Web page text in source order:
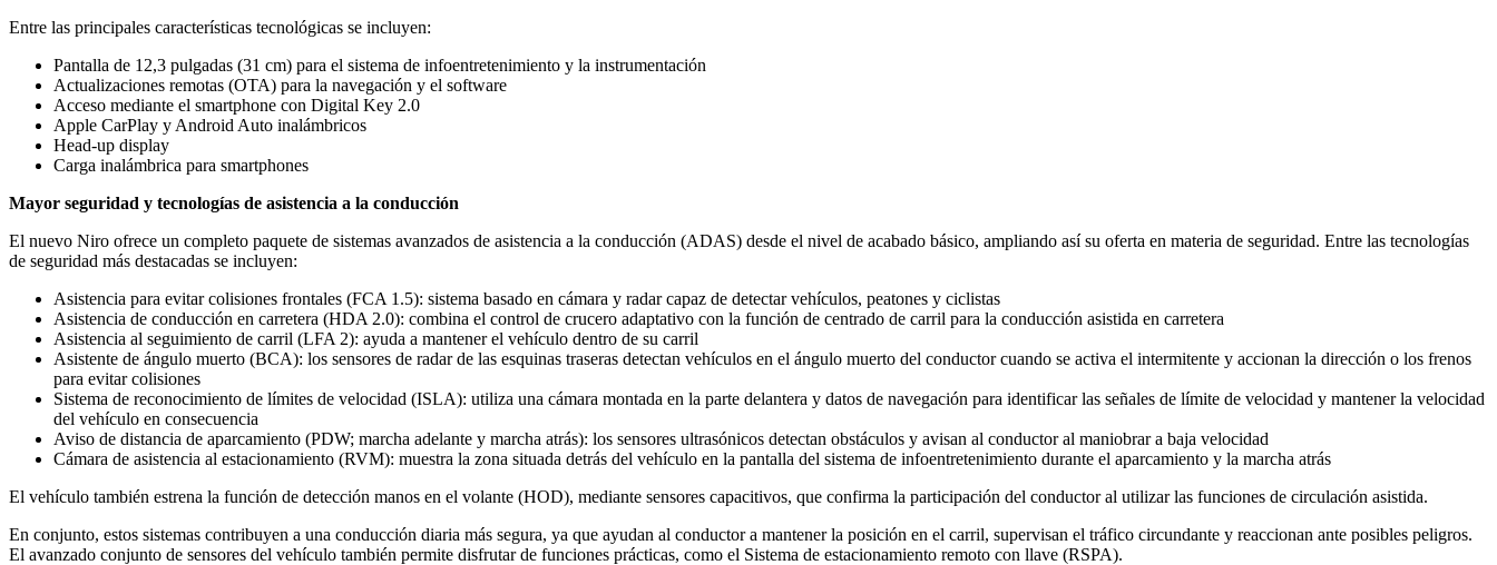
Entre las principales características tecnológicas se incluyen:
Pantalla de 12,3 pulgadas (31 cm) para el sistema de infoentretenimiento y la instrumentación
Actualizaciones remotas (OTA) para la navegación y el software
Acceso mediante el smartphone con Digital Key 2.0
Apple CarPlay y Android Auto inalámbricos
Head-up display
Carga inalámbrica para smartphones
Mayor seguridad y tecnologías de asistencia a la conducción
El nuevo Niro ofrece un completo paquete de sistemas avanzados de asistencia a la conducción (ADAS) desde el nivel de acabado básico, ampliando así su oferta en materia de seguridad. Entre las tecnologías
de seguridad más destacadas se incluyen:
Asistencia para evitar colisiones frontales (FCA 1.5): sistema basado en cámara y radar capaz de detectar vehículos, peatones y ciclistas
Asistencia de conducción en carretera (HDA 2.0): combina el control de crucero adaptativo con la función de centrado de carril para la conducción asistida en carretera
Asistencia al seguimiento de carril (LFA 2): ayuda a mantener el vehículo dentro de su carril
Asistente de ángulo muerto (BCA): los sensores de radar de las esquinas traseras detectan vehículos en el ángulo muerto del conductor cuando se activa el intermitente y accionan la dirección o los frenos
para evitar colisiones
Sistema de reconocimiento de límites de velocidad (ISLA): utiliza una cámara montada en la parte delantera y datos de navegación para identificar las señales de límite de velocidad y mantener la velocidad
del vehículo en consecuencia
Aviso de distancia de aparcamiento (PDW; marcha adelante y marcha atrás): los sensores ultrasónicos detectan obstáculos y avisan al conductor al maniobrar a baja velocidad
Cámara de asistencia al estacionamiento (RVM): muestra la zona situada detrás del vehículo en la pantalla del sistema de infoentretenimiento durante el aparcamiento y la marcha atrás
El vehículo también estrena la función de detección manos en el volante (HOD), mediante sensores capacitivos, que confirma la participación del conductor al utilizar las funciones de circulación asistida.
En conjunto, estos sistemas contribuyen a una conducción diaria más segura, ya que ayudan al conductor a mantener la posición en el carril, supervisan el tráfico circundante y reaccionan ante posibles peligros.
El avanzado conjunto de sensores del vehículo también permite disfrutar de funciones prácticas, como el Sistema de estacionamiento remoto con llave (RSPA).